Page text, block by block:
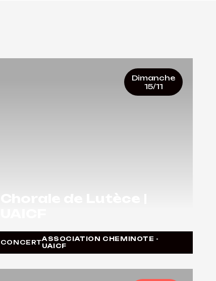
Dimanche
15/11
CONCERTASSOCIATION CHEMINOTE -
UAICF